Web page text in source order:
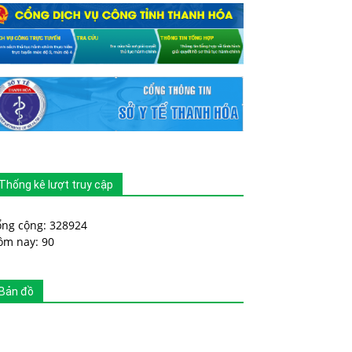
kê lượt truy cập
cộng: 328924
nay: 90
đồ